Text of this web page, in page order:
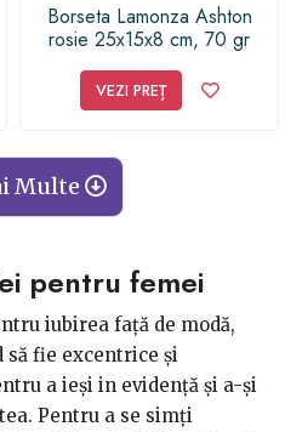
Borseta Lamonza Ashton
rosie 25x15x8 cm, 70 gr
VEZI PREȚ
Multe
pentru femei
iubirea față de modă,
fie excentrice și
a ieși in evidență și a-și
Pentru a se simți